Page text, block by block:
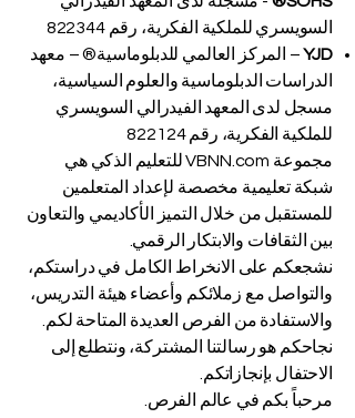
السويسري للملكية الفكرية، رقم 822344
YJD– المركز العالمي للدبلوماسية® – معهد
الدراسات الدبلوماسية والعلوم السياسية،
مسجل لدى المعهد الفيدرالي السويسري
للملكية الفكرية، رقم 822124
مجموعة VBNN.com للتعليم الذكي هي
شبكة تعليمية مخصصة لإعداد المتعلمين
للمستقبل من خلال التميز الأكاديمي والتعاون
بين الثقافات والابتكار الرقمي.
نشجعكم على الانخراط الكامل في دراستكم،
والتواصل مع زملائكم وأعضاء هيئة التدريس،
والاستفادة من الفرص العديدة المتاحة لكم.
نجاحكم هو رسالتنا المشتركة، ونتطلع إلى
الاحتفال بإنجازاتكم.
مرحباً بكم في عالم الفرص.